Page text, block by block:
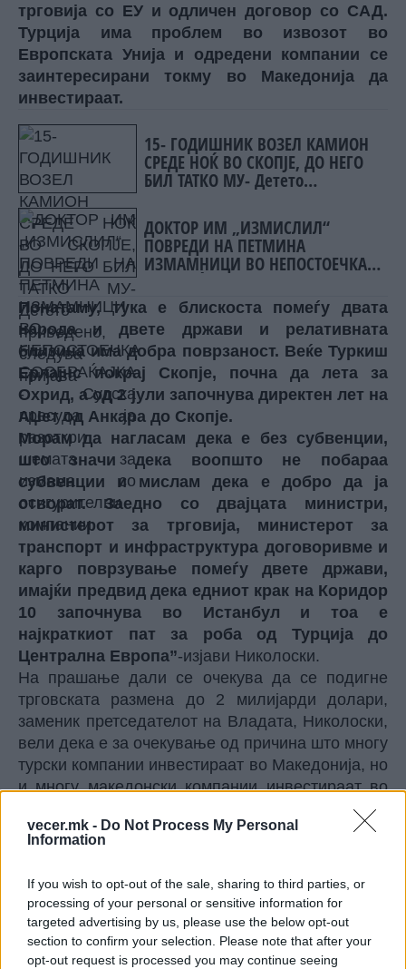
vecer.mk - Do Not Process My Personal
Information
If you wish to opt-out of the sale, sharing to third parties, or
processing of your personal or sensitive information for
targeted advertising by us, please use the below opt-out
section to confirm your selection. Please note that after your
opt-out request is processed you may continue seeing
трговија со EУ и одличен договор со САД.
Турција има проблем во извозот во
Европската Унија и одредени компании се
заинтересирани токму во Македонија да
инвестираат.
15- ГОДИШНИК ВОЗЕЛ КАМИОН
СРЕДЕ НОЌ ВО СКОПЈЕ, ДО НЕГО
БИЛ ТАТКО МУ- Детето
ДОКТОР ИМ „ИЗМИСЛИЛ“
ПОВРЕДИ НА ПЕТМИНА
ИЗМАМНИЦИ ВО НЕПОСТОЕЧКА
разоткри шемата за измама со
осигурителни компании
Понатаму, тука е блискоста помеѓу двата
народа и двете држави и релативната
близина има добра поврзаност. Веќе Туркиш
Ерлајнс покрај Скопје, почна да лета за
Охрид, а од 2 јули започнува директен лет на
АЏет од Анкара до Скопје.
Морам да нагласам дека е без субвенции,
што значи дека воопшто не побараа
субвенции и мислам дека е добро да ја
отворат. Заедно со двајцата министри,
министерот за трговија, министерот за
транспорт и инфраструктура договоривме и
карго поврзување помеѓу двете држави,
имајќи предвид дека едниот крак на Коридор
10 започнува во Истанбул и тоа е
најкраткиот пат за роба од Турција до
Централна Европа”-изјави Николоски.
На прашање дали се очекува да се подигне
трговската размена до 2 милијарди долари,
заменик претседателот на Владата, Николоски,
вели дека е за очекување од причина што многу
турски компании инвестираат во Македонија, но
и многу македонски компании инвестираат во
"Бројни македонски компании инвестирале
или имаат работа во Македонија. Така што е
добро да оваа соработка да расте, а самото
тоа што премиерот Мицковски вчера беше на
највисоко ниво пречекан од страна на